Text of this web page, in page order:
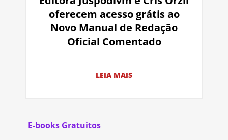
oferecem acesso grátis ao
Novo Manual de Redação
Oficial Comentado
LEIA MAIS
E-books Gratuitos